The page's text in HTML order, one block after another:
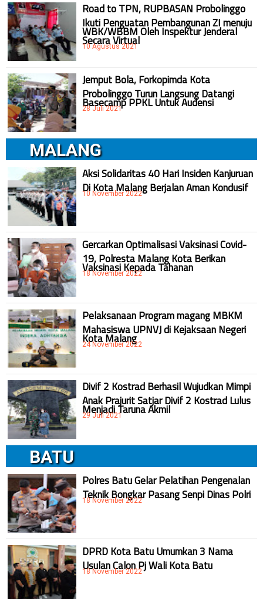
Road to TPN, RUPBASAN Probolinggo
Ikuti Penguatan Pembangunan ZI menuju
WBK/WBBM Oleh Inspektur Jenderal
Secara Virtual
10 Agustus 2021
Jemput Bola, Forkopimda Kota
Probolinggo Turun Langsung Datangi
Basecamp PPKL Untuk Audensi
28 Juli 2021
MALANG
Aksi Solidaritas 40 Hari Insiden Kanjuruan
Di Kota Malang Berjalan Aman Kondusif
10 November 2022
Gercarkan Optimalisasi Vaksinasi Covid-
19, Polresta Malang Kota Berikan
Vaksinasi Kepada Tahanan
18 November 2022
Pelaksanaan Program magang MBKM
Mahasiswa UPNVJ di Kejaksaan Negeri
Kota Malang
24 November 2022
Divif 2 Kostrad Berhasil Wujudkan Mimpi
Anak Prajurit Satjar Divif 2 Kostrad Lulus
Menjadi Taruna Akmil
29 Juli 2021
BATU
Polres Batu Gelar Pelatihan Pengenalan
Teknik Bongkar Pasang Senpi Dinas Polri
18 November 2022
DPRD Kota Batu Umumkan 3 Nama
Usulan Calon Pj Wali Kota Batu
18 November 2022